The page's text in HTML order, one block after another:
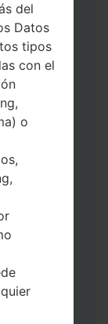
de
de
aquí)
regióny
3.
_ *** o
sus
al Modo
los
del
Datos
tipos
con el
o